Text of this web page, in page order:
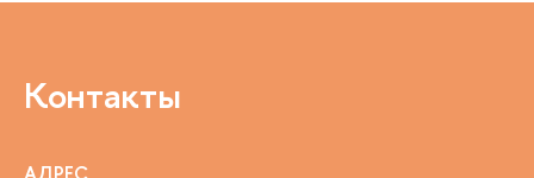
Контакты